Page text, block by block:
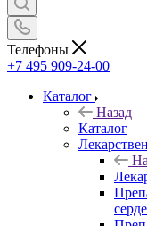
Телефоны
+7 495 909-24-00
Каталог
Назад
Каталог